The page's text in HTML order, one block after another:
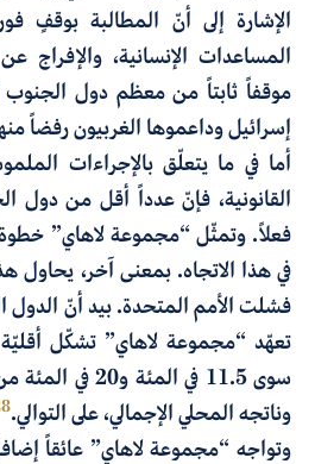
الإشارة إلى أنّ المطالبة بوقفٍ
المساعدات الإنسانية،
موقفاً ثابتاً من معظم دول الجنوب
إسرائيل وداعموها الغربيون رفضاً
أما في ما يتعلّق بالإجراءات
القانونية، فإنّ عدداً أقل من دول
فعلاً. وتمثّل “مجموعة لاهاي”
في هذا الاتجاه. بمعنى آخر، يحاول
فشلت الأمم المتحدة. بيد أنّ الدول
تعهّد “مجموعة لاهاي” تشكّل
سوى 11.5 في
وناتجه المحلي الإجمالي، على التوالي.
وتواجه “مجموعة لاهاي” عائقاً